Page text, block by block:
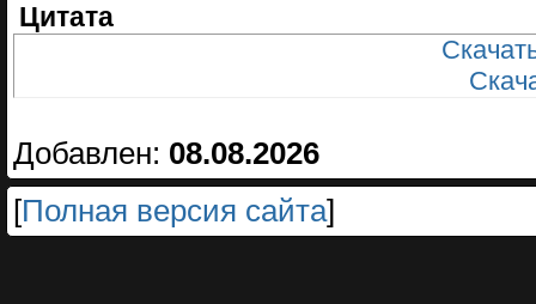
Цитата
Добавлен: 08.08.2026
[Полная версия сайта]